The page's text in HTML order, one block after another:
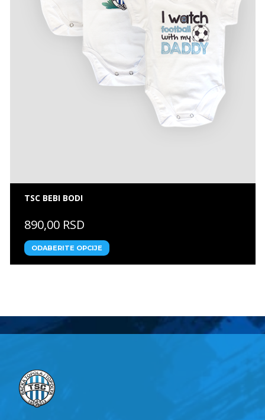
TSC BEBI BODI
890,00 RSD
ODABERITE OPCIJE